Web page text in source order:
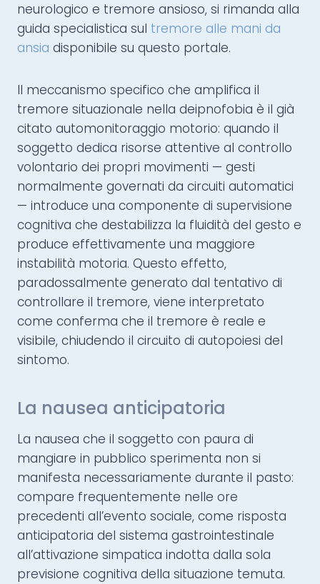
neurologico e tremore ansioso, si rimanda alla
guida specialistica sul tremore alle mani da
ansia disponibile su questo portale.
Il meccanismo specifico che amplifica il
tremore situazionale nella deipnofobia è il già
citato automonitoraggio motorio: quando il
soggetto dedica risorse attentive al controllo
volontario dei propri movimenti — gesti
normalmente governati da circuiti automatici
— introduce una componente di supervisione
cognitiva che destabilizza la fluidità del gesto e
produce effettivamente una maggiore
instabilità motoria. Questo effetto,
paradossalmente generato dal tentativo di
controllare il tremore, viene interpretato
come conferma che il tremore è reale e
visibile, chiudendo il circuito di autopoiesi del
sintomo.
La nausea anticipatoria
La nausea che il soggetto con paura di
mangiare in pubblico sperimenta non si
manifesta necessariamente durante il pasto:
compare frequentemente nelle ore
precedenti all’evento sociale, come risposta
anticipatoria del sistema gastrointestinale
all’attivazione simpatica indotta dalla sola
previsione cognitiva della situazione temuta.